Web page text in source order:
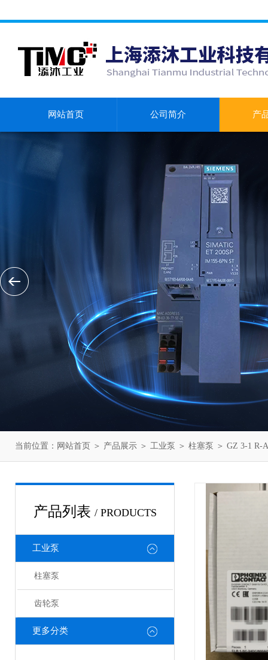
网站首页 公司简介 产
当前位置： 网站首页 ＞ 产品展示 ＞ 工业泵 ＞ 柱塞泵 ＞ GZ 3-1 R-
产品列表 / PRODUCTS
工业泵
柱塞泵
齿轮泵
更多分类